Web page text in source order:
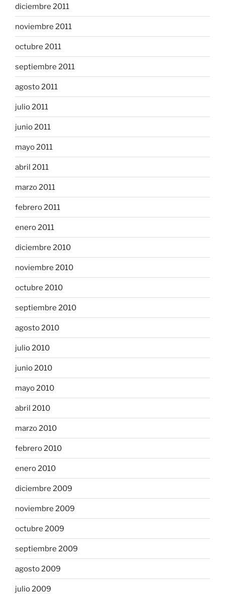
diciembre 2011
noviembre 2011
octubre 2011
septiembre 2011
agosto 2011
julio 2011
junio 2011
mayo 2011
abril 2011
marzo 2011
febrero 2011
enero 2011
diciembre 2010
noviembre 2010
octubre 2010
septiembre 2010
agosto 2010
julio 2010
junio 2010
mayo 2010
abril 2010
marzo 2010
febrero 2010
enero 2010
diciembre 2009
noviembre 2009
octubre 2009
septiembre 2009
agosto 2009
julio 2009